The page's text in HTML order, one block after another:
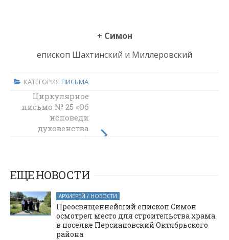
+ Симон
епископ Шахтинский и Миллеровский
КАТЕГОРИЯ ПИСЬМА
Указ №103 иерею
Циркулярное
письмо № 25 «Об
исповеди
духовенства
Шахтинской
поста»
ЕЩЕ НОВОСТИ
АРХИЕРЕЙ / НОВОСТИ
Преосвященнейший епископ Симон
осмотрел место для строительства храма
в поселке Персиановский Октябрьского
района